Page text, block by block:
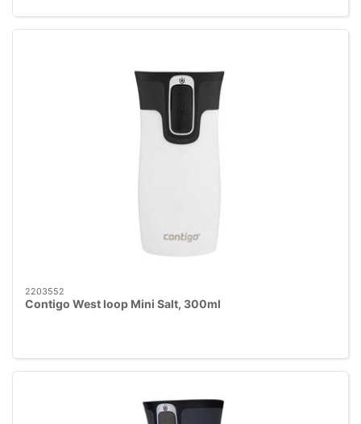
2203552
Contigo West loop Mini Salt, 300ml